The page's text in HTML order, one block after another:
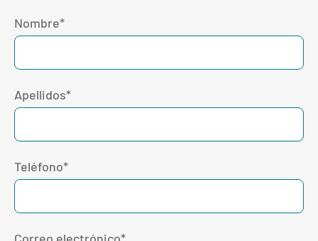
Nombre*
Apellidos*
Teléfono*